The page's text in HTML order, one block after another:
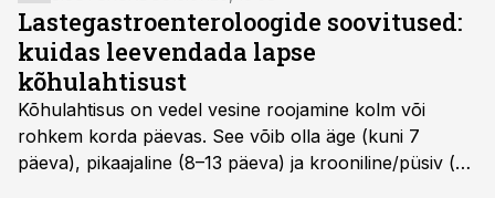
Lastegastroenteroloogide soovitused:
kuidas leevendada lapse
kõhulahtisust
Kõhulahtisus on vedel vesine roojamine kolm või
rohkem korda päevas. See võib olla äge (kuni 7
päeva), pikaajaline (8–13 päeva) ja krooniline/püsiv (>